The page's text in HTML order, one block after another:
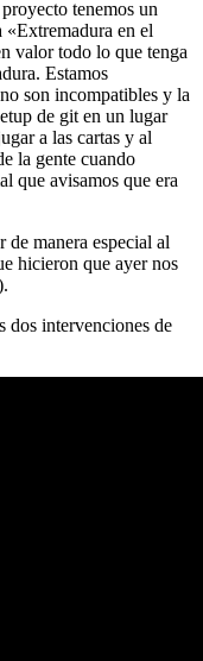
tenemos un
«Extremadura en el
valor todo lo que tenga
Estamos
son incompatibles y la
de git en un lugar
a las cartas y al
la gente cuando
que avisamos que era
de manera especial al
hicieron que ayer nos
dos intervenciones de